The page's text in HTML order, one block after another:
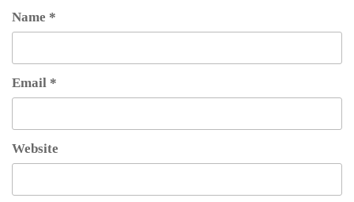
Name *
Email *
Website